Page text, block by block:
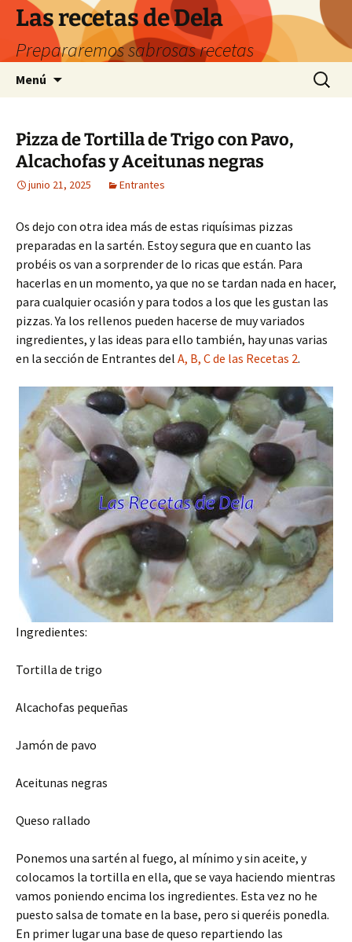
Saltar
contenido
Las recetas de Dela
Prepararemos sabrosas recetas
Menú Buscar:
Pizza de Tortilla de Trigo con Pavo,
Alcachofas y Aceitunas negras
junio 21, 2025 Entrantes
Os dejo con otra idea más de estas riquísimas pizzas
preparadas en la sartén. Estoy segura que en cuanto las
probéis os van a sorprender de lo ricas que están. Para
hacerlas en un momento, ya que no se tardan nada en hacer,
para cualquier ocasión y para todos a los que les gustan las
pizzas. Ya los rellenos pueden hacerse de muy variados
ingredientes, y las ideas para ello también, hay unas varias
en la sección de Entrantes del A, B, C de las Recetas 2.
Ingredientes:
Tortilla de trigo
Alcachofas pequeñas
Jamón de pavo
Aceitunas negras
Queso rallado
Ponemos una sartén al fuego, al mínimo y sin aceite, y
colocamos la tortilla en ella, que se vaya haciendo mientras
vamos poniendo encima los ingredientes. Esta vez no he
puesto salsa de tomate en la base, pero si queréis ponedla.
En primer lugar una base de queso repartiendo las